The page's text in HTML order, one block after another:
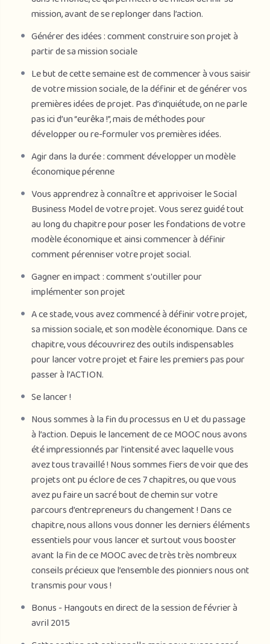
mission, avant de se replonger dans l’action.
Générer des idées : comment construire son projet à
partir de sa mission sociale
Le but de cette semaine est de commencer à vous saisir
de votre mission sociale, de la définir et de générer vos
premières idées de projet. Pas d’inquiétude, on ne parle
pas ici d’un “eurêka !”, mais de méthodes pour
développer ou re-formuler vos premières idées.
Agir dans la durée : comment développer un modèle
économique ​pérenne
Vous apprendrez à connaître et apprivoiser le Social
Business Model de votre projet. Vous serez guidé tout
au long du chapitre pour poser les fondations de votre
modèle économique et ainsi commencer à définir
comment pérenniser votre projet social.
Gagner en impact : comment s'outiller pour
implémenter son projet
A ce stade, vous avez commencé à définir votre projet,
sa mission sociale, et son modèle économique. Dans ce
chapitre, vous découvrirez des outils indispensables
pour lancer votre projet et faire les premiers pas pour
passer à l’ACTION.
Se lancer !
Nous sommes à la fin du processus en U et du passage
à l’action. Depuis le lancement de ce MOOC nous avons
été impressionnés par l'intensité avec laquelle vous
avez tous travaillé ! Nous sommes fiers de voir que des
projets ont pu éclore de ces 7 chapitres, ou que vous
avez pu faire un sacré bout de chemin sur votre
parcours d’entrepreneurs du changement ! Dans ce
chapitre, nous allons vous donner les derniers éléments
essentiels pour vous lancer et surtout vous booster
avant la fin de ce MOOC avec de très très nombreux
conseils précieux que l’ensemble des pionniers nous ont
transmis pour vous !
Bonus - Hangouts en direct de la session de février à
avril 2015